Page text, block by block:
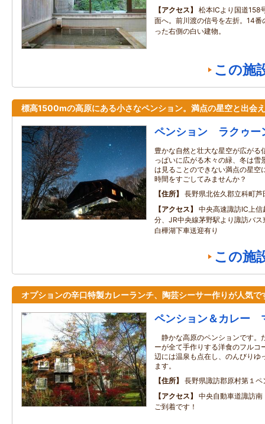
アクセス
松本ICより国道158
面へ。前川渡の信号を左折。14
った右側の白い建物。
この施
標高1500mの高原にある小さなペンション。満点の星空と出会
ペンション ラクゥー
豊かな自然と壮大な星空が広がる
っぱいに広がる木々の緑、冬は雪
は見ることのできない満点の星空
時間をすごしてみませんか？
住所
長野県北佐久郡立科町
アクセス
中央高速諏訪IC上
分、JR中央線茅野駅より諏訪バ
白樺湖下車送迎有り
この施
オプションの辛口特製カレーランチ、陶芸シーサー作りが人気で
ペンション＆カレー
静かな高原のペンションです。
ーが全て手作りする洋食のフルコ
辺には温泉も点在し、のんびりゆ
ます。
住所
長野県諏訪郡原村第１
アクセス
中央自動車道諏訪
ご到着です！